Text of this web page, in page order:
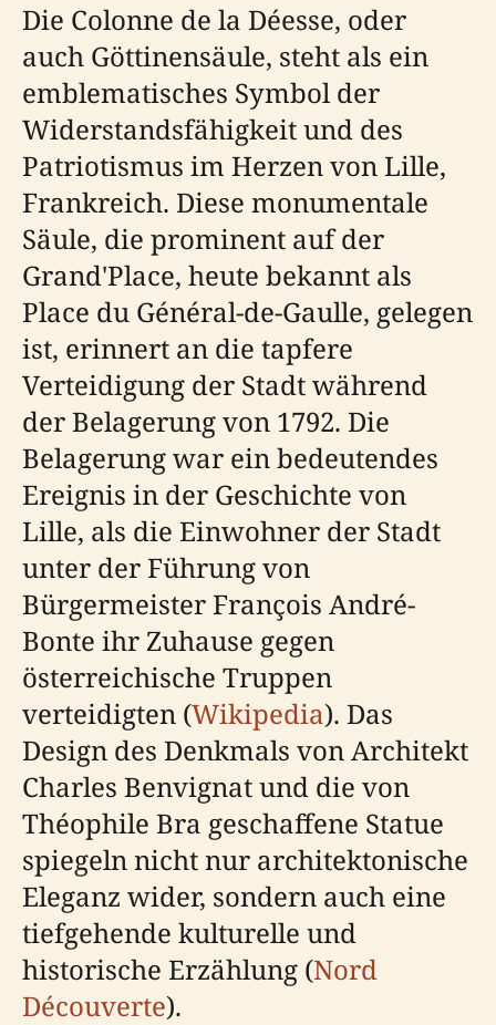
Die Colonne de la Déesse, oder
auch Göttinensäule, steht als ein
emblematisches Symbol der
Widerstandsfähigkeit und des
Patriotismus im Herzen von Lille,
Frankreich. Diese monumentale
Säule, die prominent auf der
Grand'Place, heute bekannt als
Place du Général-de-Gaulle, gelegen
ist, erinnert an die tapfere
Verteidigung der Stadt während
der Belagerung von 1792. Die
Belagerung war ein bedeutendes
Ereignis in der Geschichte von
Lille, als die Einwohner der Stadt
unter der Führung von
Bürgermeister François André-
Bonte ihr Zuhause gegen
österreichische Truppen
verteidigten (Wikipedia). Das
Design des Denkmals von Architekt
Charles Benvignat und die von
Théophile Bra geschaffene Statue
spiegeln nicht nur architektonische
Eleganz wider, sondern auch eine
tiefgehende kulturelle und
historische Erzählung (Nord
Découverte).